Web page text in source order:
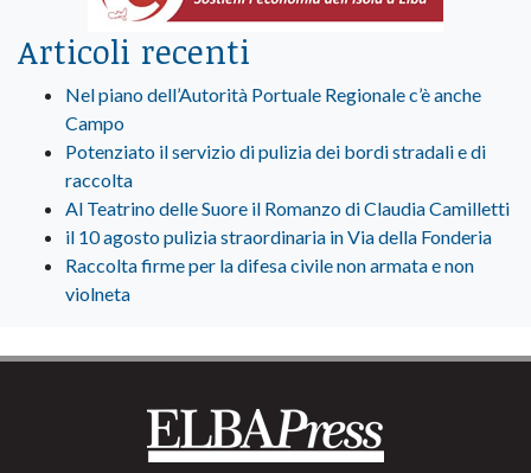
Articoli recenti
Nel piano dell’Autorità Portuale Regionale c’è anche
Campo
Potenziato il servizio di pulizia dei bordi stradali e di
raccolta
Al Teatrino delle Suore il Romanzo di Claudia Camilletti
il 10 agosto pulizia straordinaria in Via della Fonderia
Raccolta firme per la difesa civile non armata e non
violneta